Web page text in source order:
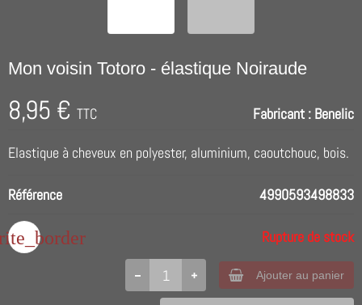
Mon voisin Totoro - élastique Noiraude
Fabricant : Benelic
8,95 € TTC
Elastique à cheveux en polyester, aluminium, caoutchouc, bois.
Référence 4990593498833
Rupture de stock
Ajouter au panier